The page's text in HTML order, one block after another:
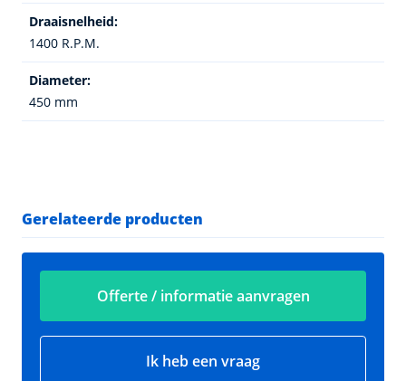
Draaisnelheid:
1400 R.P.M.
Diameter:
450 mm
Gerelateerde producten
Offerte / informatie aanvragen
Ik heb een vraag